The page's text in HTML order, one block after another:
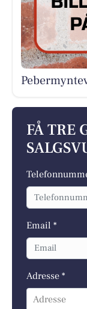
FÅ TRE
Email *
Adresse *
Adresse